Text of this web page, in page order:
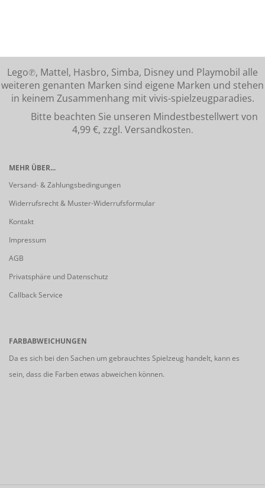
Lego℗, Mattel, Hasbro, Simba, Disney und Playmobil alle
weiteren genanten Marken sind eigene Marken und stehen
in keinem Zusammenhang mit vivis-spielzeugparadies.
Bitte beachten Sie unseren Mindestbestellwert von
4,99 €, zzgl. Versandkosten.
MEHR ÜBER...
Versand- & Zahlungsbedingungen
Widerrufsrecht & Muster-Widerrufsformular
Kontakt
Impressum
AGB
Privatsphäre und Datenschutz
Callback Service
FARBABWEICHUNGEN
Da es sich bei den Sachen um gebrauchtes Spielzeug handelt, kann es
sein, dass die Farben etwas abweichen können.